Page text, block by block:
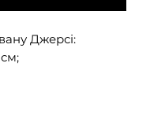
Джерсі: